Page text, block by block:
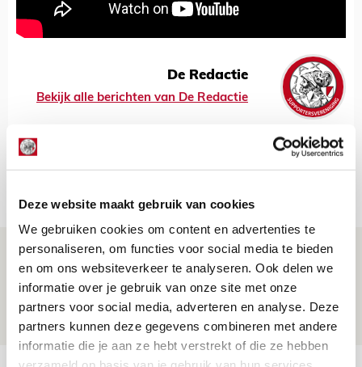
Deze website maakt gebruik van cookies
We gebruiken cookies om content en advertenties te
personaliseren, om functies voor social media te bieden
en om ons websiteverkeer te analyseren. Ook delen we
informatie over je gebruik van onze site met onze
partners voor social media, adverteren en analyse. Deze
partners kunnen deze gegevens combineren met andere
informatie die je aan ze hebt verstrekt of die ze hebben
De Redactie
Bekijk alle berichten van De Redactie
Brandt: ‘Ajax en Cruijff bleven door
mijn hoofd spoken’
NIEUWS